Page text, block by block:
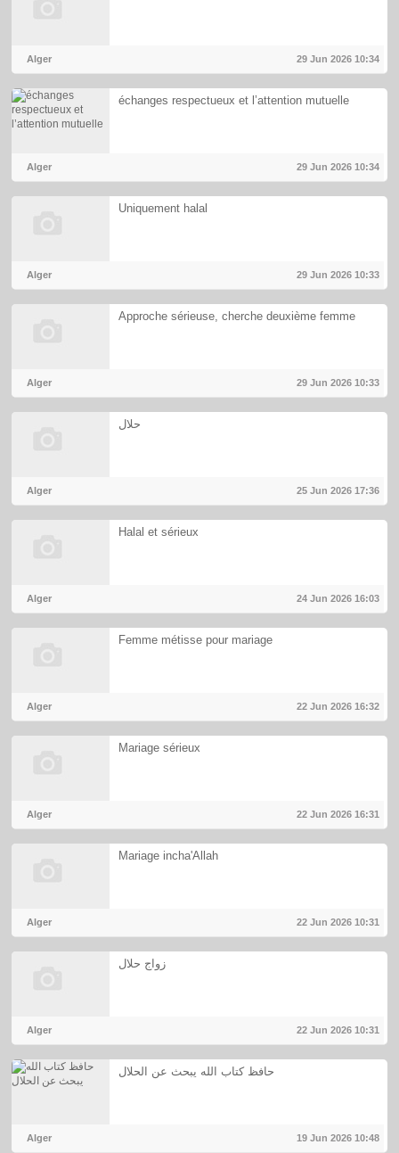
Alger 29 Jun 202610:34
échanges respectueux et l’attention mutuelle
Alger 29 Jun 202610:34
Uniquement halal
Alger 29 Jun 202610:33
Approche sérieuse, cherche deuxième femme
Alger 29 Jun 202610:33
حلال
Alger 25 Jun 202617:36
Halal et sérieux
Alger 24 Jun 202616:03
Femme métisse pour mariage
Alger 22 Jun 202616:32
Mariage sérieux
Alger 22 Jun 202616:31
Mariage incha'Allah
Alger 22 Jun 202610:31
زواج حلال
Alger 22 Jun 202610:31
حافظ كتاب الله يبحث عن الحلال
Alger 19 Jun 202610:48